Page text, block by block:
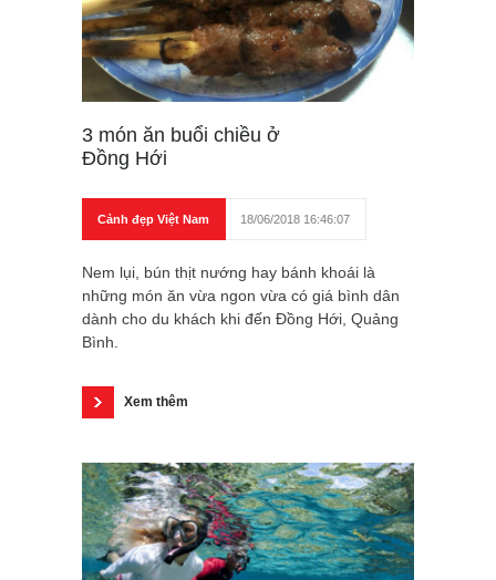
3 món ăn buổi chiều ở
Đồng Hới
Cảnh đẹp Việt Nam 18/06/2018 16:46:07
Nem lụi, bún thịt nướng hay bánh khoái là
những món ăn vừa ngon vừa có giá bình dân
dành cho du khách khi đến Đồng Hới, Quảng
Bình.
Xem thêm